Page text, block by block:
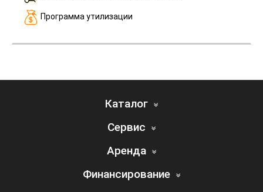
Программа утилизации
Каталог
Сервис
Аренда
Финансирование